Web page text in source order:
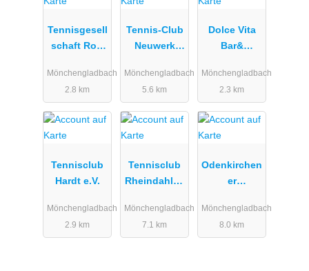
Tennisgesell
schaft Rot-
Mönchengladbach
2.8 km
Tennis-Club
Neuwerk
(TCN)
Mönchengladbach
5.6 km
Dolce Vita
Bar&
Mönchengladbach
2.3 km
Tennisclub
Hardt e.V.
Mönchengladbach
2.9 km
Tennisclub
Rheindahlen
Mönchengladbach
7.1 km
Odenkirchen
er
1966 eV
Mönchengladbach
8.0 km